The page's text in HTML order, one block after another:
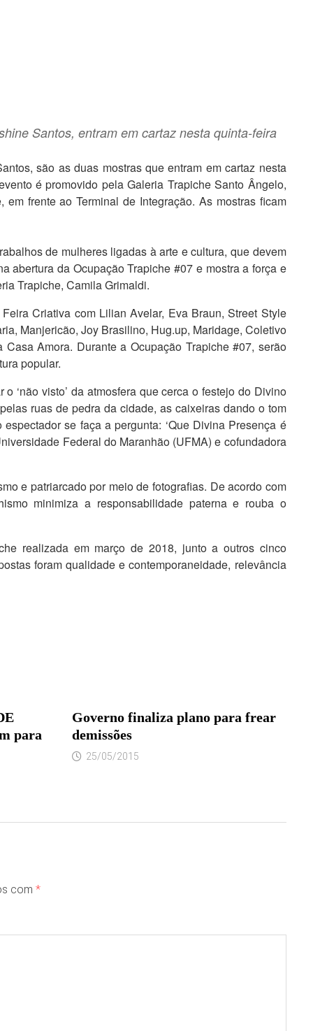
Santos, entram em cartaz nesta quinta-feira
são as duas mostras que entram em cartaz nesta
é promovido pela Galeria Trapiche Santo Ângelo,
frente ao Terminal de Integração. As mostras ficam
de mulheres ligadas à arte e cultura, que devem
abertura da Ocupação Trapiche #07 e mostra a força e
Trapiche, Camila Grimaldi.
Criativa com Lilian Avelar, Eva Braun, Street Style
Manjericão, Joy Brasilino, Hug.up, Maridage, Coletivo
Amora. Durante a Ocupação Trapiche #07, serão
popular.
‘não visto’ da atmosfera que cerca o festejo do Divino
ruas de pedra da cidade, as caixeiras dando o tom
se faça a pergunta: ‘Que Divina Presença é
Federal do Maranhão (UFMA) e cofundadora
e patriarcado por meio de fotografias. De acordo com
minimiza a responsabilidade paterna e rouba o
realizada em março de 2018, junto a outros cinco
foram qualidade e contemporaneidade, relevância
para
Governo finaliza plano para frear
demissões
25/05/2015
com *